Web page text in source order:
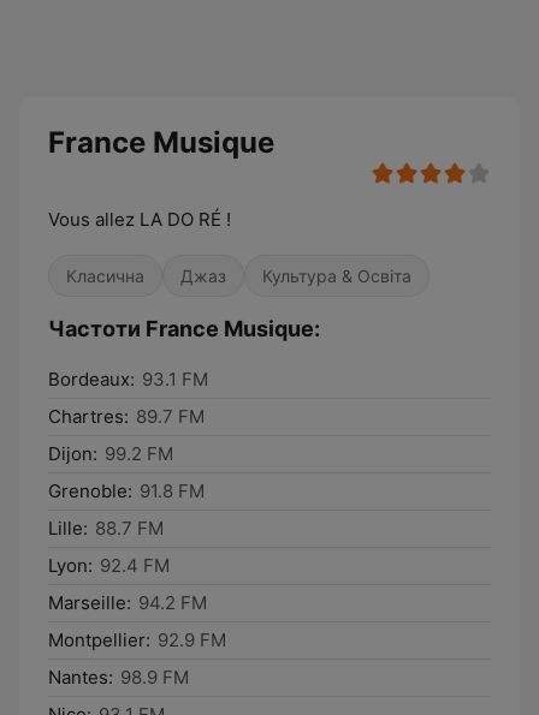
France Musique
Vous allez LA DO RÉ !
Класична Джаз Культура & Освіта
Частоти France Musique:
Bordeaux: 93.1 FM
Chartres: 89.7 FM
Dijon: 99.2 FM
Grenoble: 91.8 FM
Lille: 88.7 FM
Lyon: 92.4 FM
Marseille: 94.2 FM
Montpellier: 92.9 FM
Nantes: 98.9 FM